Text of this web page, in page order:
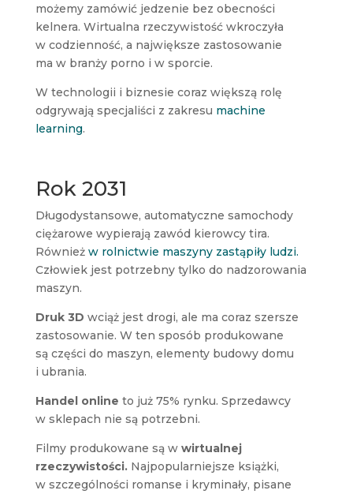
możemy zamówić jedzenie bez obecności
kelnera. Wirtualna rzeczywistość wkroczyła
w codzienność, a największe zastosowanie
ma w branży porno i w sporcie.
W technologii i biznesie coraz większą rolę
odgrywają specjaliści z zakresu machine
learning.
Rok 2031
Długodystansowe, automatyczne samochody
ciężarowe wypierają zawód kierowcy tira.
Również w rolnictwie maszyny zastąpiły ludzi.
Człowiek jest potrzebny tylko do nadzorowania
maszyn.
Druk 3D wciąż jest drogi, ale ma coraz szersze
zastosowanie. W ten sposób produkowane
są części do maszyn, elementy budowy domu
i ubrania.
Handel online to już 75% rynku. Sprzedawcy
w sklepach nie są potrzebni.
Filmy produkowane są w wirtualnej
rzeczywistości.Najpopularniejsze książki,
w szczególności romanse i kryminały, pisane